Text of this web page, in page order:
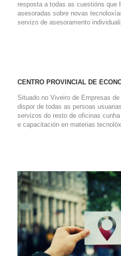
resposta a todas as cuestións que
asesoradas sobre novas
servizo de asesoramento
CENTRO PROVINCIAL DE
Situado no Viveiro de Empresas
dispor de todas as persoas
servizos do resto de oficinas
e capacitación en materias